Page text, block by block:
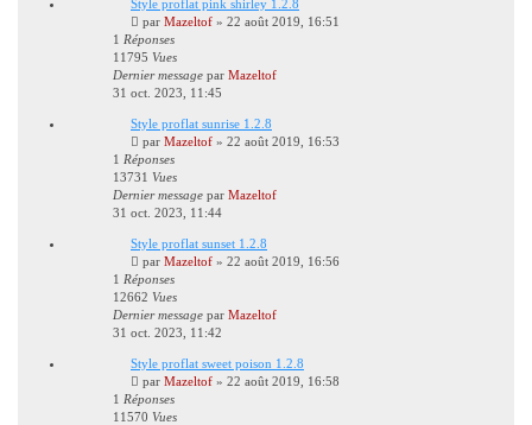
Style proflat pink shirley 1.2.8
par Mazeltof » 22 août 2019, 16:51
1 Réponses
11795 Vues
Dernier message par Mazeltof
31 oct. 2023, 11:45
Style proflat sunrise 1.2.8
par Mazeltof » 22 août 2019, 16:53
1 Réponses
13731 Vues
Dernier message par Mazeltof
31 oct. 2023, 11:44
Style proflat sunset 1.2.8
par Mazeltof » 22 août 2019, 16:56
1 Réponses
12662 Vues
Dernier message par Mazeltof
31 oct. 2023, 11:42
Style proflat sweet poison 1.2.8
par Mazeltof » 22 août 2019, 16:58
1 Réponses
11570 Vues